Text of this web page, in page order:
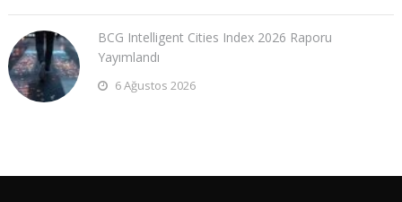
BCG Intelligent Cities Index 2026 Raporu
Yayımlandı
6 Ağustos 2026